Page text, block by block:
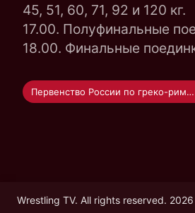
45, 51, 60, 71, 92 и 120 кг.
17.00. Полуфинальные
18.00. Финальные
Первенство России по греко-римской борьбе U-17
Wrestling TV. All rights reserved. 2026